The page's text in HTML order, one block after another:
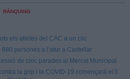
RÀNQUING
els atletes del CAC a un clic
persones a l’atur a Castellar
de cinc parades al Mercat Municipal
la grip i la COVID-19 començarà el 5